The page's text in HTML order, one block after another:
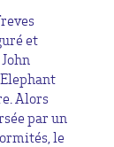
et
Alors
par un
le